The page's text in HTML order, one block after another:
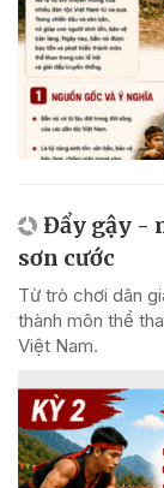
Đẩy gậy -
sơn cước
Từ trò chơi dân
thành môn thể
Việt Nam.